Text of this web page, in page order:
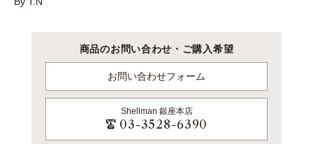
商品のお問い合わせ・ご購入希望
お問い合わせフォーム
Shellman 銀座本店
03-3528-6390